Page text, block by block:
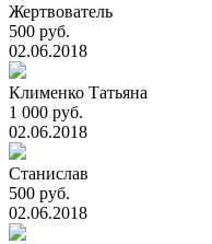
Жертвователь
500 руб.
02.06.2018
Клименко Татьяна
1 000 руб.
02.06.2018
Станислав
500 руб.
02.06.2018